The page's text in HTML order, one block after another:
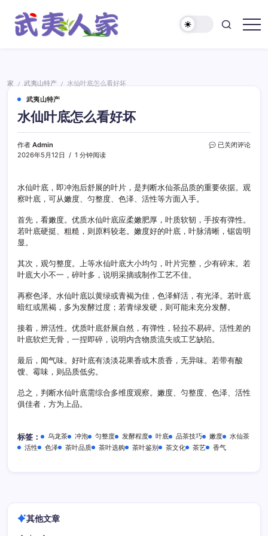
家
家 / 武夷山特产 /
水仙叶底怎么看好坏
武夷山特产
水仙叶底怎么看好坏
作者 Admin
2026年5月12日
1 分钟阅读
水
怎
好
坏
已关闭评论
水仙叶底，即冲泡后舒展的叶片，是判断水仙茶品质的重要依据。观
察叶底，可从嫩度、匀整度、色泽、活性等方面入手。
首先，看嫩度。优质水仙叶底应柔嫩肥厚，叶质软韧，手按有弹性。
若叶底硬挺、粗糙，则原料较老。嫩度好的叶底，叶脉清晰，锯齿明
显。
其次，观匀整度。上等水仙叶底大小均匀，叶片完整，少有碎末。若
叶底大小不一，碎叶多，说明采摘或制作工艺不佳。
再察色泽。水仙叶底以黄绿或青褐为佳，色泽鲜活，有光泽。若叶底
暗红或黑褐，多为发酵过度；若青绿发硬，则可能未充分发酵。
接着，辨活性。优质叶底舒展自然，有弹性，轻拉不易碎。活性差的
叶底软烂无骨，一捏即碎，说明内含物质流失或工艺缺陷。
最后，闻气味。好叶底有淡淡花果香或木质香，无异味。若带有酸
馊、霉味，则品质低劣。
总之，判断水仙叶底需综合多维度观察。嫩度、匀整度、色泽、活性
俱佳者，方为上品。
标签： 乌龙茶 冲泡 匀整度 发酵程度 叶底 品茶技巧 嫩度
水仙茶
活性
色泽 茶叶品质 茶叶选购 茶叶鉴别 茶文化 茶艺 香气
其他文章